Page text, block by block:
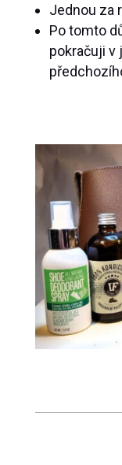
Jednou za
Po tomto
pokračuji v